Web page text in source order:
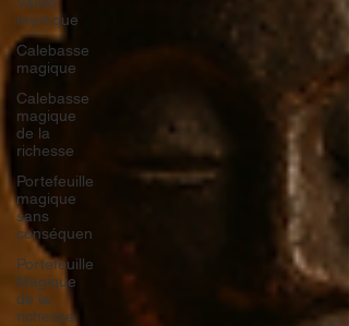
mystique
Calebasse
magique
Calebasse
magique
de la
richesse
Portefeuille
magique
sans
conséquen
Portefeuille
Magique
de la
richesse